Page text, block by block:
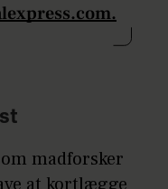
madforsker